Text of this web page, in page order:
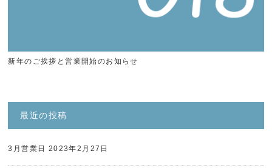
新年のご挨拶と営業開始のお知らせ
最近の投稿
3月営業日 2023年2月27日